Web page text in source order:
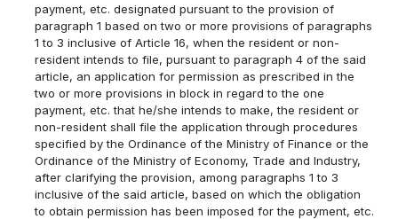
payment, etc. designated pursuant to the provision of
paragraph 1 based on two or more provisions of paragraphs
1 to 3 inclusive of Article 16, when the resident or non-
resident intends to file, pursuant to paragraph 4 of the said
article, an application for permission as prescribed in the
two or more provisions in block in regard to the one
payment, etc. that he/she intends to make, the resident or
non-resident shall file the application through procedures
specified by the Ordinance of the Ministry of Finance or the
Ordinance of the Ministry of Economy, Trade and Industry,
after clarifying the provision, among paragraphs 1 to 3
inclusive of the said article, based on which the obligation
to obtain permission has been imposed for the payment, etc.